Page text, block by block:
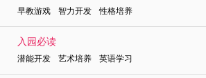
早教游戏 智力开发 性格培养
入园必读
潜能开发 艺术培养 英语学习